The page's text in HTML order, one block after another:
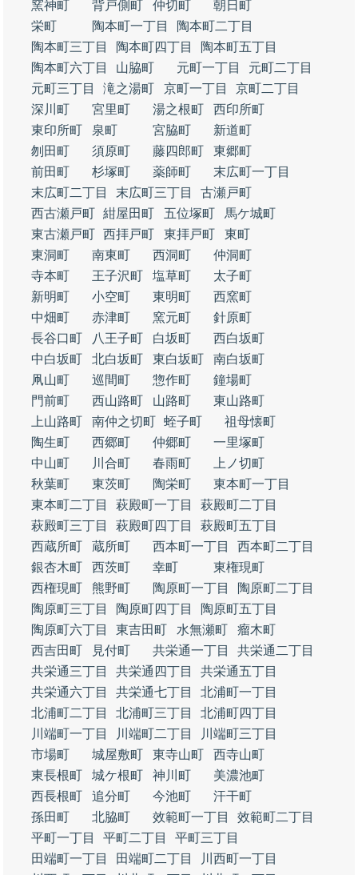
窯神町 背戸側町 仲切町
朝日町
栄町
陶本町一丁目
陶本町二丁目
陶本町三丁目
陶本町四丁目
陶本町五丁目
陶本町六丁目
山脇町 元町一丁目
元町二丁目
元町三丁目
滝之湯町 京町一丁目
京町二丁目
深川町
宮里町 湯之根町
西印所町
東印所町
泉町 宮脇町
新道町
刎田町
須原町 藤四郎町
東郷町
前田町
杉塚町 薬師町
末広町一丁目
末広町二丁目
末広町三丁目
古瀬戸町
西古瀬戸町 紺屋田町 五位塚町
馬ケ城町
東古瀬戸町 西拝戸町 東拝戸町
東町
東洞町
南東町 西洞町
仲洞町
寺本町
王子沢町 塩草町
太子町
新明町
小空町 東明町
西窯町
中畑町
赤津町 窯元町
針原町
長谷口町
八王子町 白坂町
西白坂町
中白坂町
北白坂町 東白坂町
南白坂町
凧山町
巡間町 惣作町
鐘場町
門前町
西山路町 山路町
東山路町
上山路町
南仲之切町 蛭子町
祖母懐町
陶生町
西郷町 仲郷町
一里塚町
中山町
川合町 春雨町
上ノ切町
秋葉町
東茨町 陶栄町
東本町一丁目
東本町二丁目
萩殿町一丁目
萩殿町二丁目
萩殿町三丁目
萩殿町四丁目
萩殿町五丁目
西蔵所町
蔵所町 西本町一丁目
西本町二丁目
銀杏木町
西茨町 幸町
東権現町
西権現町
熊野町 陶原町一丁目
陶原町二丁目
陶原町三丁目
陶原町四丁目
陶原町五丁目
陶原町六丁目
東吉田町 水無瀬町
瘤木町
西吉田町
見付町 共栄通一丁目
共栄通二丁目
共栄通三丁目
共栄通四丁目
共栄通五丁目
共栄通六丁目
共栄通七丁目
北浦町一丁目
北浦町二丁目
北浦町三丁目
北浦町四丁目
川端町一丁目
川端町二丁目
川端町三丁目
市場町
城屋敷町 東寺山町
西寺山町
東長根町
城ケ根町 神川町
美濃池町
西長根町
追分町 今池町
汗干町
孫田町
北脇町 效範町一丁目
效範町二丁目
平町一丁目
平町二丁目
平町三丁目
田端町一丁目
田端町二丁目
川西町一丁目